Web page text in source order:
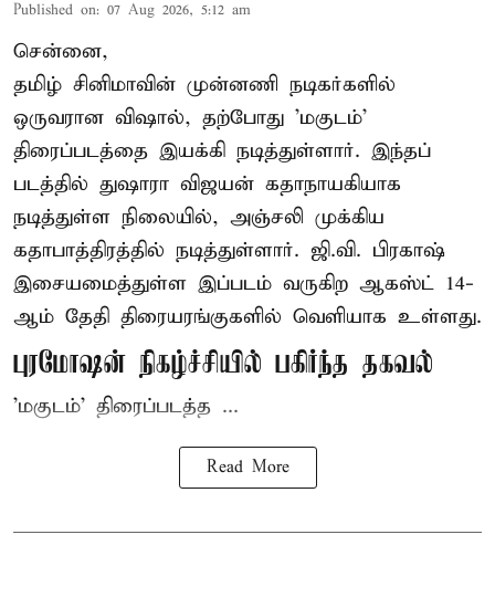
Published on: 07 Aug 2026, 5:12 am
சென்னை,
தமிழ் சினிமாவின் முன்னணி நடிகர்களில்
ஒருவரான விஷால், தற்போது 'மகுடம்'
திரைப்படத்தை இயக்கி நடித்துள்ளார். இந்தப்
படத்தில் துஷாரா விஜயன் கதாநாயகியாக
நடித்துள்ள நிலையில், அஞ்சலி முக்கிய
கதாபாத்திரத்தில் நடித்துள்ளார். ஜி.வி. பிரகாஷ்
இசையமைத்துள்ள இப்படம் வருகிற ஆகஸ்ட் 14-
ஆம் தேதி திரையரங்குகளில் வெளியாக உள்ளது.
புரமோஷன் நிகழ்ச்சியில் பகிர்ந்த தகவல்
'மகுடம்' திரைப்படத்த ...
Read More